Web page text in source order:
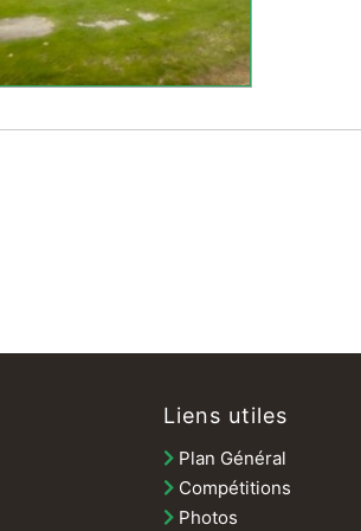
Liens utiles
Plan Général
Compétitions
Photos